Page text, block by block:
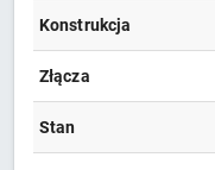
Konstrukcja
Złącza
Stan